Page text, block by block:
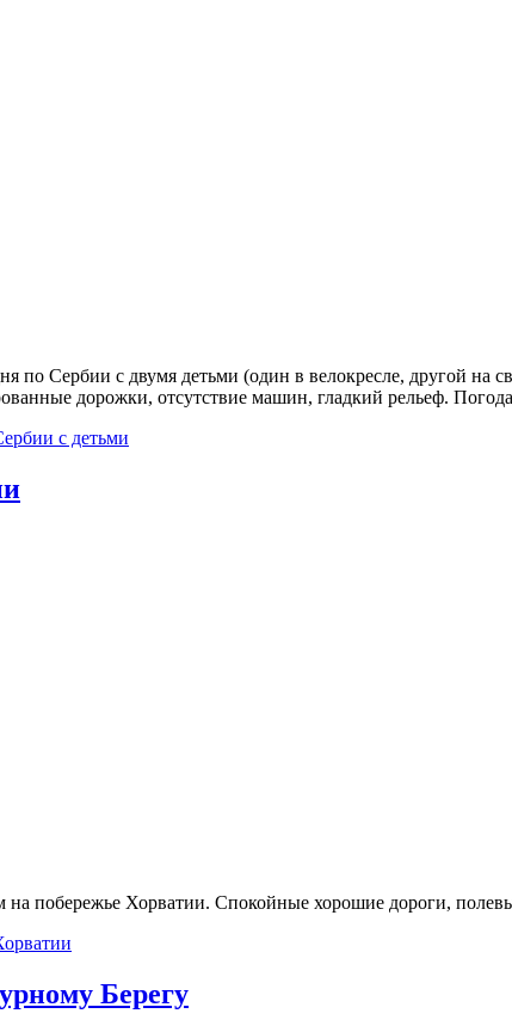
по Сербии с двумя детьми (один в велокресле, другой
дорожки, отсутствие машин, гладкий рельеф.
с детьми
побережье Хорватии. Спокойные хорошие дороги,
Берегу